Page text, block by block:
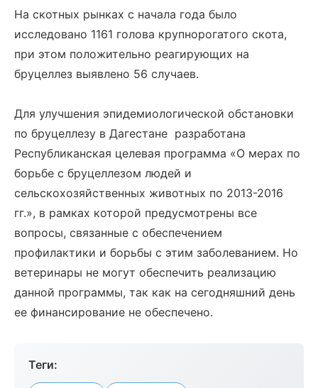
На скотных рынках с начала года было
исследовано 1161 голова крупнорогатого скота,
при этом положительно реагирующих на
бруцеллез выявлено 56 случаев.
Для улучшения эпидемиологической обстановки
по бруцеллезу в Дагестане разработана
Республиканская целевая программа «О мерах по
борьбе с бруцеллезом людей и
сельскохозяйственных животных по 2013-2016
гг.», в рамках которой предусмотрены все
вопросы, связанные с обеспечением
профилактики и борьбы с этим заболеванием. Но
ветеринары не могут обеспечить реализацию
данной программы, так как на сегодняшний день
ее финансирование не обеспечено.
Теги: